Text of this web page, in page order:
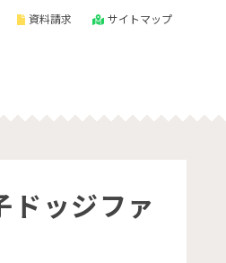
資料請求 サイトマップ
ッジファ